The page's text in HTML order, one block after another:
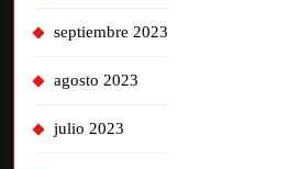
septiembre 2023
agosto 2023
julio 2023